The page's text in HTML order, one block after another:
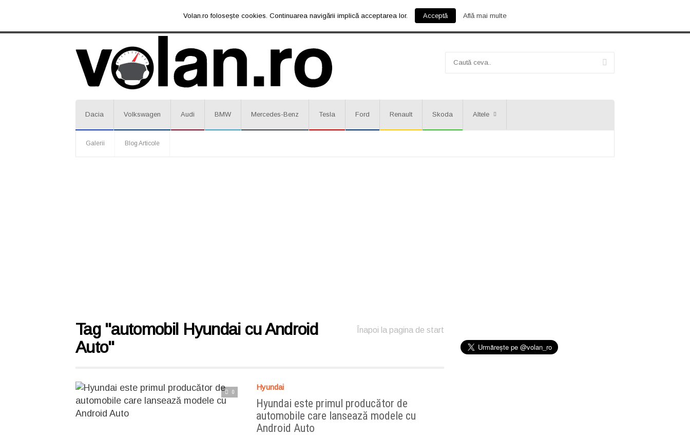
Dacia Volkswagen Audi BMW Mercedes-Benz Tesla Ford Renault Skoda Altele
Galerii Blog Articole
Înapoi la pagina de start
Tag "automobil Hyundai cu Android
Auto"
0
Citește articolul complet
Hyundai
Hyundai este primul producător de
automobile care lansează modele cu
Android Auto
Volan.ro folosește cookies. Continuarea navigării implică acceptarea lor. Acceptă Află mai multe